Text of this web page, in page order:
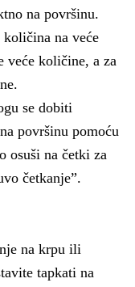
na površinu.
količina na veće
veće količine, a za
se dobiti
površinu pomoću
osuši na četki za
četkanje”.
na krpu ili
tapkati na